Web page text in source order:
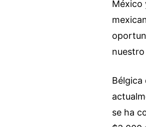
México
Bélgica
se ha